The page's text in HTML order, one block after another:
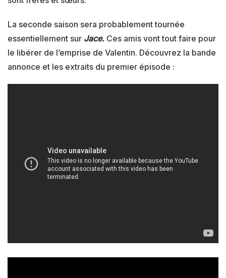
La seconde saison sera probablement tournée
essentiellement sur Jace. Ces amis vont tout faire pour
le libérer de l’emprise de Valentin. Découvrez la bande
annonce et les extraits du premier épisode :